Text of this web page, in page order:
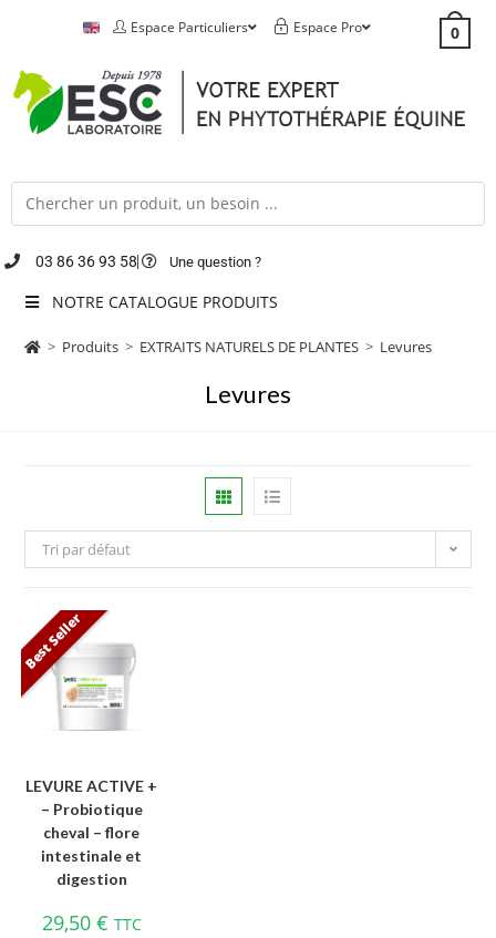
Espace Particuliers Espace Pro 0
03 86 36 93 58 Une question ?
NOTRE CATALOGUE PRODUITS
> Produits > EXTRAITS NATURELS DE PLANTES > Levures
Levures
Tri par défaut
Best Seller
LEVURE ACTIVE +
– Probiotique
cheval – flore
intestinale et
digestion
29,50 € TTC